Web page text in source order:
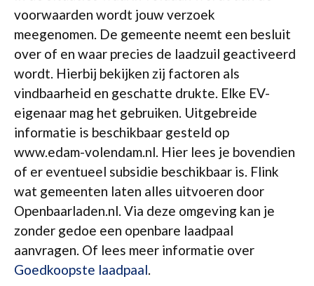
voorwaarden wordt jouw verzoek
meegenomen. De gemeente neemt een besluit
over of en waar precies de laadzuil geactiveerd
wordt. Hierbij bekijken zij factoren als
vindbaarheid en geschatte drukte. Elke EV-
eigenaar mag het gebruiken. Uitgebreide
informatie is beschikbaar gesteld op
www.edam-volendam.nl. Hier lees je bovendien
of er eventueel subsidie beschikbaar is. Flink
wat gemeenten laten alles uitvoeren door
Openbaarladen.nl. Via deze omgeving kan je
zonder gedoe een openbare laadpaal
aanvragen. Of lees meer informatie over
Goedkoopste laadpaal.